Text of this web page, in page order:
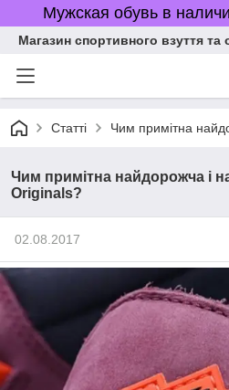
Мужская обувь в
Магазин спортивного взуття та
Статті Чим примітна
Чим примітна найдорожча і
Originals?
02.08.2017